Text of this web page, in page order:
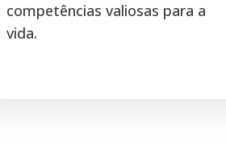
competências valiosas para a
vida.